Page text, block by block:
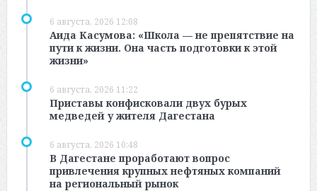
6 августа, 2026 12:08
Аида Касумова: «Школа — не препятствие на
пути к жизни. Она часть подготовки к этой
жизни»
6 августа, 2026 11:22
Приставы конфисковали двух бурых
медведей у жителя Дагестана
6 августа, 2026 10:48
В Дагестане проработают вопрос
привлечения крупных нефтяных компаний
на региональный рынок